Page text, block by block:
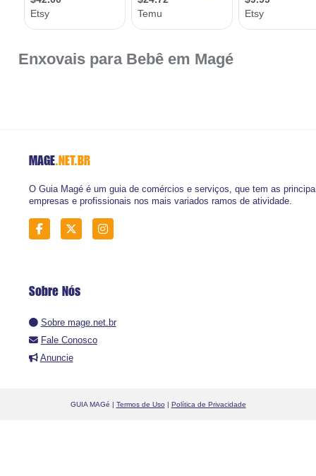
Enxovais para Bebê em Magé
MAGE.NET.BR
O Guia Magé é um guia de comércios e serviços, que tem as
empresas e profissionais nos mais variados ramos de atividade.
Sobre Nós
Sobre mage.net.br
Fale Conosco
Anuncie
GUIA MAGé | Termos de Uso | Política de Privacidade